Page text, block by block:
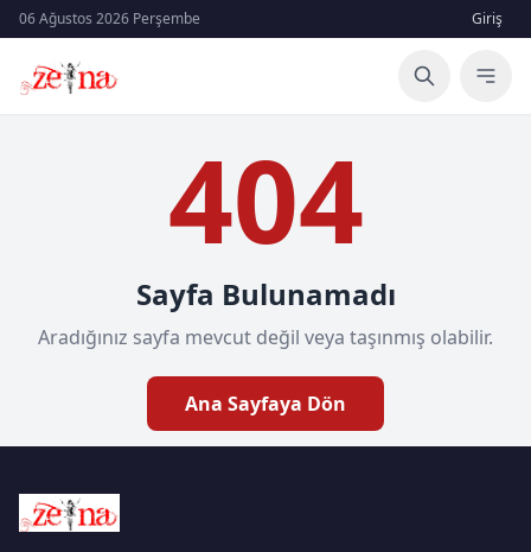
06 Ağustos 2026 Perşembe Giriş
404
Sayfa Bulunamadı
Aradığınız sayfa mevcut değil veya taşınmış olabilir.
Ana Sayfaya Dön